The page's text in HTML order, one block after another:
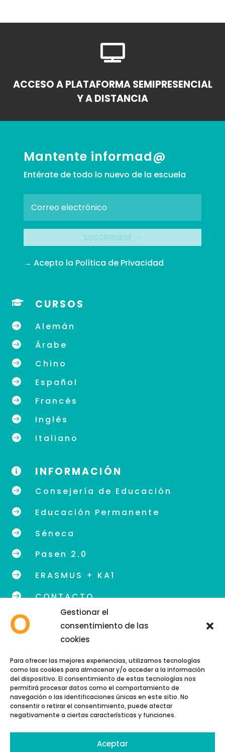
Gestionar el
consentimiento de las
cookies
Para ofrecer las mejores experiencias, utilizamos tecnologías
como las cookies para almacenar y/o acceder a la información
del dispositivo. El consentimiento de estas tecnologías nos
permitirá procesar datos como el comportamiento de
navegación o las identificaciones únicas en este sitio. No
consentir o retirar el consentimiento, puede afectar
negativamente a ciertas características y funciones.
Aceptar

ACCESO A PLATAFORMA SEMIPRESENCIAL
Y A DISTANCIA
Mantente informad@
Entérate de todo lo nuevo de la escuela
SUSCRIBIRSE
→ Acepto la Política de Privacidad
 CURSOS
 Alemán
 Árabe
 Chino
 Español
 Francés
 Inglés
 Italiano
 INFORMACIÓN
 Consejería de Educación
 Educación Permanente
 Séneca
 Pasen 2.0
 ERASMUS + KA1
 CONTACTO
Teléfono: 958 89 48 54
Copyright © 2026 | EOI GRANADA